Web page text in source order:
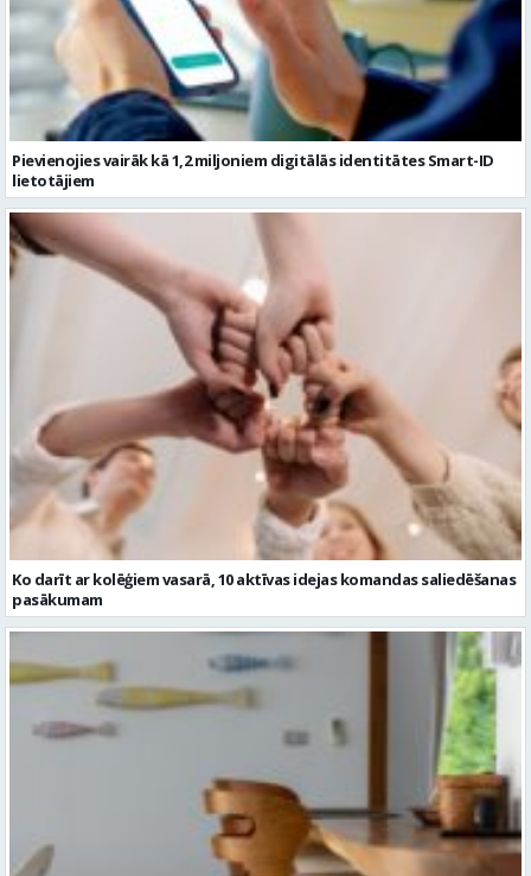
Pievienojies vairāk kā 1,2 miljoniem digitālās identitātes Smart-ID
lietotājiem
Ko darīt ar kolēģiem vasarā, 10 aktīvas idejas komandas saliedēšanas
pasākumam